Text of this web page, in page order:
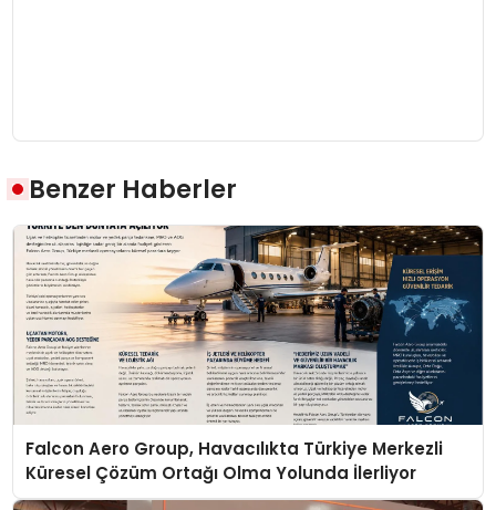
Benzer Haberler
Falcon Aero Group, Havacılıkta Türkiye Merkezli
Küresel Çözüm Ortağı Olma Yolunda İlerliyor